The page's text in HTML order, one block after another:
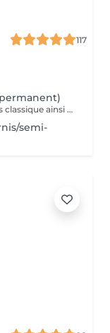
117
Afin de garantir un résultat optimal le vernis classique ainsi que le vernis semi-permanent sont proposés exclusivement en complément d'une pédicure et ne peuvent pas être réservés seuls.
semi-